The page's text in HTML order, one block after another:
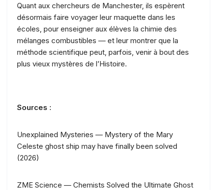
Quant aux chercheurs de Manchester, ils espèrent
désormais faire voyager leur maquette dans les
écoles, pour enseigner aux élèves la chimie des
mélanges combustibles — et leur montrer que la
méthode scientifique peut, parfois, venir à bout des
plus vieux mystères de l’Histoire.
Sources :
Unexplained Mysteries — Mystery of the Mary
Celeste ghost ship may have finally been solved
(2026)
ZME Science — Chemists Solved the Ultimate Ghost